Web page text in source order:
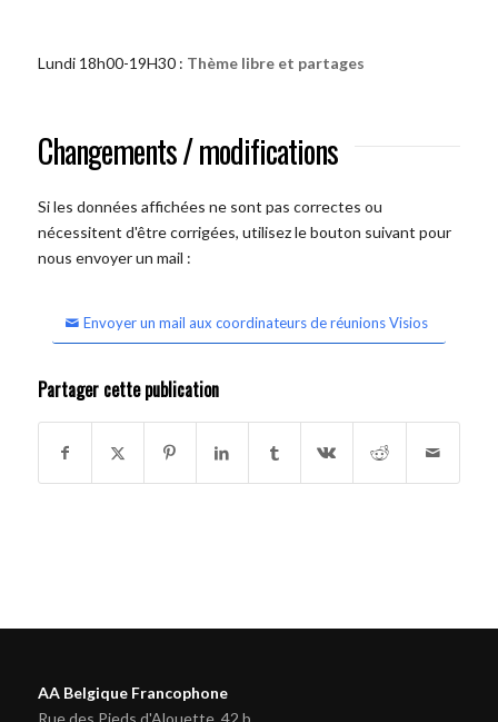
Lundi 18h00-19H30 : Thème libre et partages
Changements / modifications
Si les données affichées ne sont pas correctes ou
nécessitent d'être corrigées, utilisez le bouton suivant pour
nous envoyer un mail :
Envoyer un mail aux coordinateurs de réunions Visios
Partager cette publication
AA Belgique Francophone
Rue des Pieds d'Alouette, 42 b